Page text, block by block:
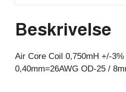
antall
Beskrivelse
Air Core Coil 0,750mH +/-
0,40mm=26AWG OD-25 /